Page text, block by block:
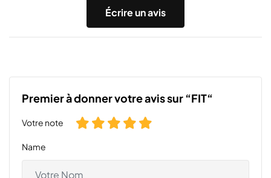
Écrire un avis
Premier à donner votre avis sur “FIT“
Votre note
Name